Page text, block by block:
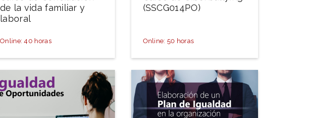
de la vida familiar y
laboral
Online: 40 horas
(SSCG014PO)
Online: 50 horas